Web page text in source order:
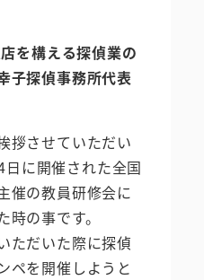
を構える探偵業の
子探偵事務所代表
拶させていただい
に開催された全国
催の教員研修会に
の事です。
ただいた際に探偵
ペを開催しようと